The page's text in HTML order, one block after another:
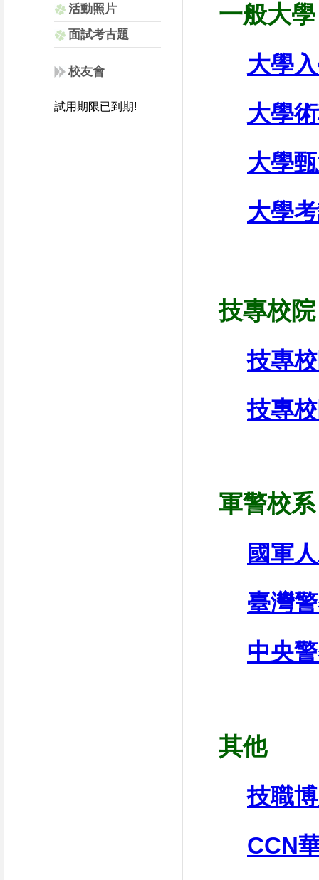
活動照片
面試考古題
校友會
試用期限已到期!
一般大學
大學
大學
大學
大學
技專校院
技專
技專
軍警校系
國軍
臺灣
中央
其他
技職
CCN